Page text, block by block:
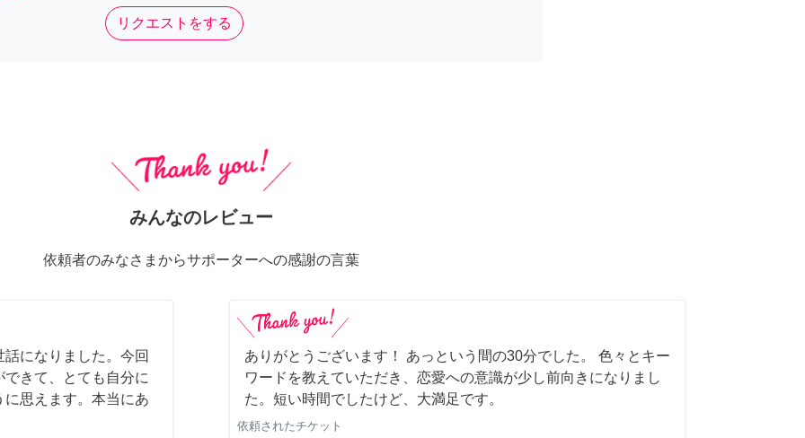
リクエストをする
みんなのレビュー
依頼者のみなさまからサポーターへの感謝の言葉
になりました。今回
きて、とても自分に
思えます。本当にあ
ありがとうございます！ あっという間の30分でした。 色々とキー
ワードを教えていただき、恋愛への意識が少し前向きになりまし
た。短い時間でしたけど、大満足です。
依頼されたチケット